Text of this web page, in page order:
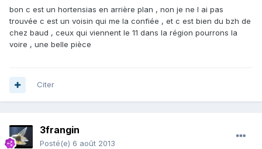
bon c est un hortensias en arrière plan , non je ne l ai pas
trouvée c est un voisin qui me la confiée , et c est bien du bzh de
chez baud , ceux qui viennent le 11 dans la région pourrons la
voire , une belle pièce
Citer
3frangin
Posté(e) 6 août 2013